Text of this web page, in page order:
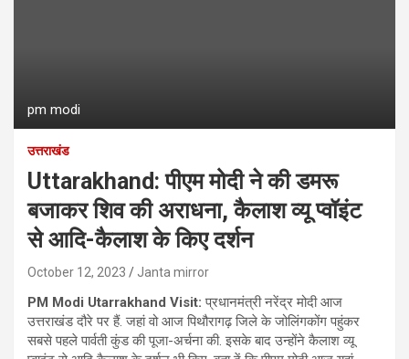
pm modi
उत्तराखंड
Uttarakhand: पीएम मोदी ने की डमरू
बजाकर शिव की अराधना, कैलाश व्यू प्वॉइंट
से आदि-कैलाश के किए दर्शन
October 12, 2023 Janta mirror
PM Modi Utarrakhand Visit:प्रधानमंत्री नरेंद्र मोदी आज
उत्तराखंड दौरे पर हैं. जहां वो आज पिथौरागढ़ जिले के जोलिंगकोंग पहुंकर
सबसे पहले पार्वती कुंड की पूजा-अर्चना की. इसके बाद उन्होंने कैलाश व्यू